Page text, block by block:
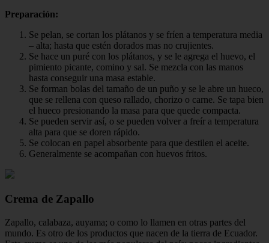
Preparación:
Se pelan, se cortan los plátanos y se fríen a temperatura media
– alta; hasta que estén dorados mas no crujientes.
Se hace un puré con los plátanos, y se le agrega el huevo, el
pimiento picante, comino y sal. Se mezcla con las manos
hasta conseguir una masa estable.
Se forman bolas del tamaño de un puño y se le abre un hueco,
que se rellena con queso rallado, chorizo o carne. Se tapa bien
el hueco presionando la masa para que quede compacta.
Se pueden servir así, o se pueden volver a freír a temperatura
alta para que se doren rápido.
Se colocan en papel absorbente para que destilen el aceite.
Generalmente se acompañan con huevos fritos.
Crema de Zapallo
Zapallo, calabaza, auyama; o como lo llamen en otras partes del
mundo. Es otro de los productos que nacen de la tierra de Ecuador.